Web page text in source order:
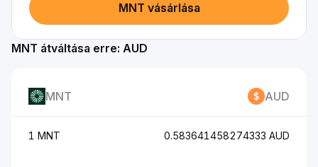
MNT vásárlása
MNT átváltása erre: AUD
MNT AUD
1 MNT 0.583641458274333 AUD